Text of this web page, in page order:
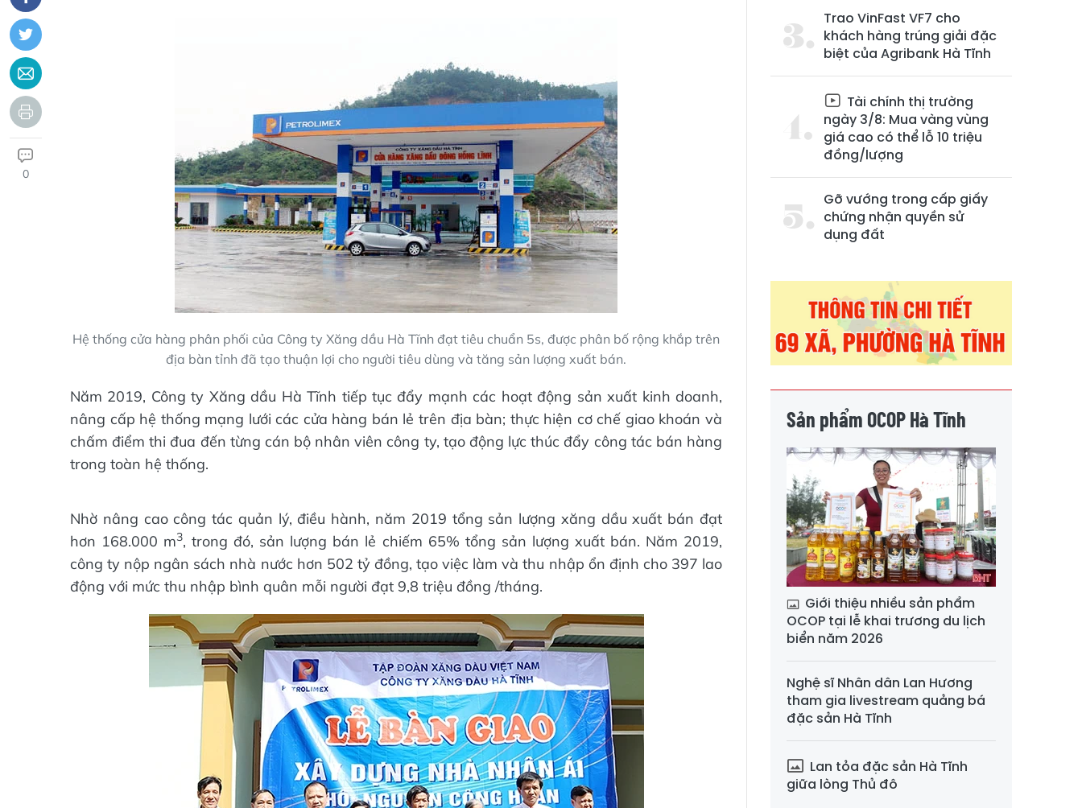
0
Hệ thống cửa hàng phân phối của Công ty Xăng dầu Hà Tĩnh đạt tiêu chuẩn 5s, được phân bố rộng khắp trên
địa bàn tỉnh đã tạo thuận lợi cho người tiêu dùng và tăng sản lượng xuất bán.
Năm 2019, Công ty Xăng dầu Hà Tĩnh tiếp tục đẩy mạnh các hoạt động sản xuất kinh doanh,
nâng cấp hệ thống mạng lưới các cửa hàng bán lẻ trên địa bàn; thực hiện cơ chế giao khoán và
chấm điểm thi đua đến từng cán bộ nhân viên công ty, tạo động lực thúc đẩy công tác bán hàng
trong toàn hệ thống.
Nhờ nâng cao công tác quản lý, điều hành, năm 2019 tổng sản lượng xăng dầu xuất bán đạt
hơn 168.000 m3, trong đó, sản lượng bán lẻ chiếm 65% tổng sản lượng xuất bán. Năm 2019,
công ty nộp ngân sách nhà nước hơn 502 tỷ đồng, tạo việc làm và thu nhập ổn định cho 397 lao
động với mức thu nhập bình quân mỗi người đạt 9,8 triệu đồng /tháng.
Trao VinFast VF7 cho
khách hàng trúng giải đặc
biệt của Agribank Hà Tĩnh
Tài chính thị trường
ngày 3/8: Mua vàng vùng
giá cao có thể lỗ 10 triệu
đồng/lượng
Gỡ vướng trong cấp giấy
chứng nhận quyền sử
dụng đất
Sản phẩm OCOP Hà Tĩnh
Giới thiệu nhiều sản phẩm
OCOP tại lễ khai trương du lịch
biển năm 2026
Nghệ sĩ Nhân dân Lan Hương
tham gia livestream quảng bá
đặc sản Hà Tĩnh
Lan tỏa đặc sản Hà Tĩnh
giữa lòng Thủ đô